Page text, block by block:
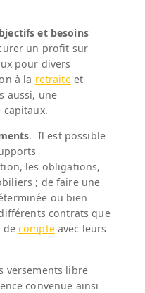
et besoins
un profit sur
pour divers
à la retraiteet
aussi, une
. Il est possible
les obligations,
; de faire une
ou bien
contrats que
decompteavec leurs
versements libre
convenue ainsi